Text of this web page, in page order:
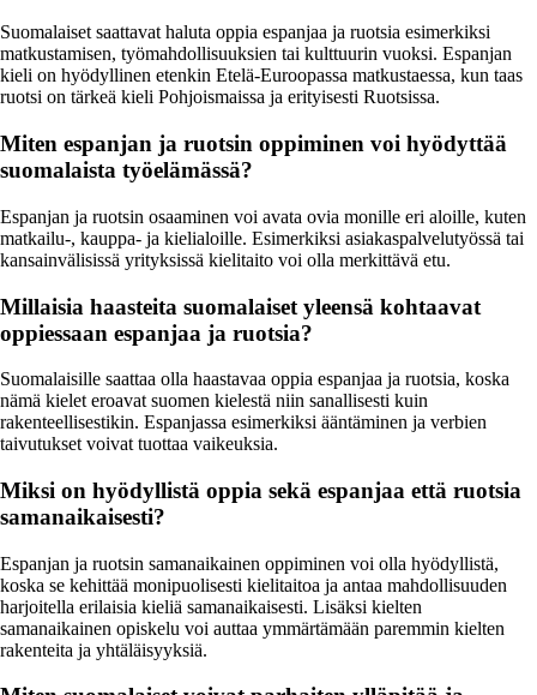
Suomalaiset saattavat haluta oppia espanjaa ja ruotsia esimerkiksi
matkustamisen, työmahdollisuuksien tai kulttuurin vuoksi. Espanjan
kieli on hyödyllinen etenkin Etelä-Euroopassa matkustaessa, kun taas
ruotsi on tärkeä kieli Pohjoismaissa ja erityisesti Ruotsissa.
Miten espanjan ja ruotsin oppiminen voi hyödyttää
suomalaista työelämässä?
Espanjan ja ruotsin osaaminen voi avata ovia monille eri aloille, kuten
matkailu-, kauppa- ja kielialoille. Esimerkiksi asiakaspalvelutyössä tai
kansainvälisissä yrityksissä kielitaito voi olla merkittävä etu.
Millaisia haasteita suomalaiset yleensä kohtaavat
oppiessaan espanjaa ja ruotsia?
Suomalaisille saattaa olla haastavaa oppia espanjaa ja ruotsia, koska
nämä kielet eroavat suomen kielestä niin sanallisesti kuin
rakenteellisestikin. Espanjassa esimerkiksi ääntäminen ja verbien
taivutukset voivat tuottaa vaikeuksia.
Miksi on hyödyllistä oppia sekä espanjaa että ruotsia
samanaikaisesti?
Espanjan ja ruotsin samanaikainen oppiminen voi olla hyödyllistä,
koska se kehittää monipuolisesti kielitaitoa ja antaa mahdollisuuden
harjoitella erilaisia kieliä samanaikaisesti. Lisäksi kielten
samanaikainen opiskelu voi auttaa ymmärtämään paremmin kielten
rakenteita ja yhtäläisyyksiä.